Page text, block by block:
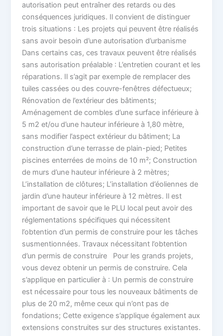
autorisation peut entraîner des retards ou des
conséquences juridiques. Il convient de distinguer
trois situations : Les projets qui peuvent être réalisés
sans avoir besoin d’une autorisation d’urbanisme
Dans certains cas, ces travaux peuvent être réalisés
sans autorisation préalable : L’entretien courant et les
réparations. Il s’agit par exemple de remplacer des
tuiles cassées ou des couvre-fenêtres défectueux;
Rénovation de l’extérieur des bâtiments;
Aménagement de combles d’une surface inférieure à
5 m2 et/ou d’une hauteur inférieure à 1,80 mètre,
sans modifier l’aspect extérieur du bâtiment; La
construction d’une terrasse de plain-pied; Petites
piscines enterrées de moins de 10 m²; Construction
de murs d’une hauteur inférieure à 2 mètres;
L’installation de clôtures; L’installation d’éoliennes de
jardin d’une hauteur inférieure à 12 mètres. Il est
important de savoir que le PLU local peut avoir des
réglementations spécifiques qui nécessitent
l’obtention d’un permis de construire pour les tâches
susmentionnées. Travaux nécessitant l’obtention
d’un permis de construire Pour les grands projets,
vous devez obtenir un permis de construire. Cela
s’applique en particulier à : Un permis de construire
est nécessaire pour tous les nouveaux bâtiments de
plus de 20 m2, même ceux qui n’ont pas de
fondations; Cette exigence s’applique également aux
extensions construites sur des structures existantes.